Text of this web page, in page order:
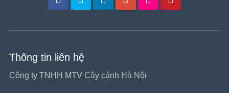
Thông tin liên hệ
Công ty TNHH MTV Cây cảnh Hà Nội